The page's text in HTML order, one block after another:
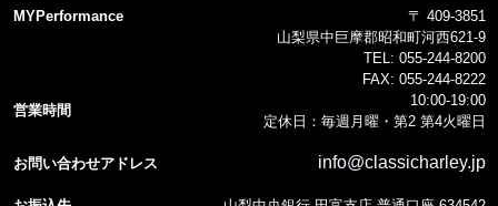
MYPerformance
〒 409-3851
山梨県中巨摩郡昭和町河西621-9
TEL: 055-244-8200
FAX: 055-244-8222
営業時間
10:00-19:00
定休日：毎週月曜・第2 第4火曜日
お問い合わせアドレス info@classicharley.jp